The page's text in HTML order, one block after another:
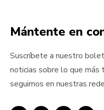
Mántente en
Suscríbete a nuestro
noticias sobre lo que más
seguirnos en nuestras